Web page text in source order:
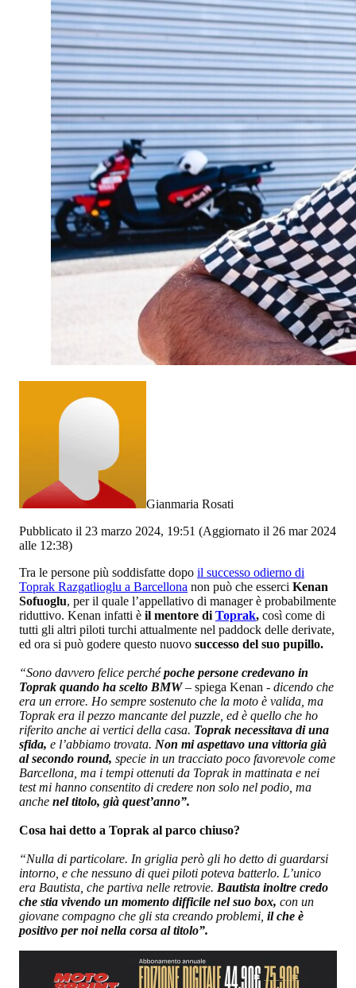
Gianmaria Rosati
Pubblicato il 23 marzo 2024, 19:51 (Aggiornato il 26 mar 2024
alle 12:38)
Tra le persone più soddisfatte dopo il successo odierno di
Toprak Razgatlioglu a Barcellona non può che esserci Kenan
Sofuoglu, per il quale l’appellativo di manager è probabilmente
riduttivo. Kenan infatti è il mentore di Toprak, così come di
tutti gli altri piloti turchi attualmente nel paddock delle derivate,
ed ora si può godere questo nuovo successo del suo pupillo.
“Sono davvero felice perchépoche persone credevano in
Toprak quando ha scelto BMW– spiega Kenan - dicendo che
era un errore. Ho sempre sostenuto che la moto è valida, ma
Toprak era il pezzo mancante del puzzle, ed è quello che ho
riferito anche ai vertici della casa. Toprak necessitava di una
sfida, e l’abbiamo trovata. Non mi aspettavo una vittoria già
al secondo round, specie in un tracciato poco favorevole come
Barcellona, ma i tempi ottenuti da Toprak in mattinata e nei
test mi hanno consentito di credere non solo nel podio, ma
anche nel titolo, già quest’anno”.
Cosa hai detto a Toprak al parco chiuso?
“Nulla di particolare. In griglia però gli ho detto di guardarsi
intorno, e che nessuno di quei piloti poteva batterlo. L’unico
era Bautista, che partiva nelle retrovie. Bautista inoltre credo
che stia vivendo un momento difficile nel suo box, con un
giovane compagno che gli sta creando problemi, il che è
positivo per noi nella corsa al titolo”.